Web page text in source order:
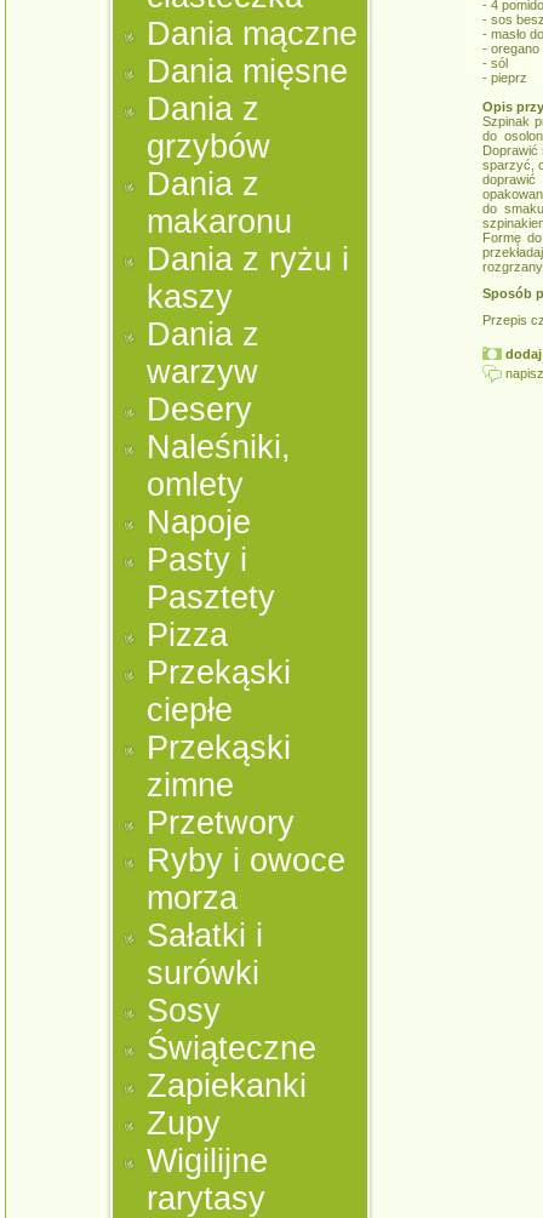
Dania mączne
Dania mięsne
Dania z
grzybów
Dania z
makaronu
Dania z ryżu i
kaszy
Dania z
warzyw
Desery
Naleśniki,
omlety
Napoje
Pasty i
Pasztety
Pizza
Przekąski
ciepłe
Przekąski
zimne
Przetwory
Ryby i owoce
morza
Sałatki i
surówki
Sosy
Świąteczne
Zapiekanki
Zupy
Wigilijne
rarytasy
- 4
- sos
- masło
- oregano
- sól
- pieprz
Opis
Szpinak
do
Doprawić
sparzyć,
do
Formę
Sposób
Przepis